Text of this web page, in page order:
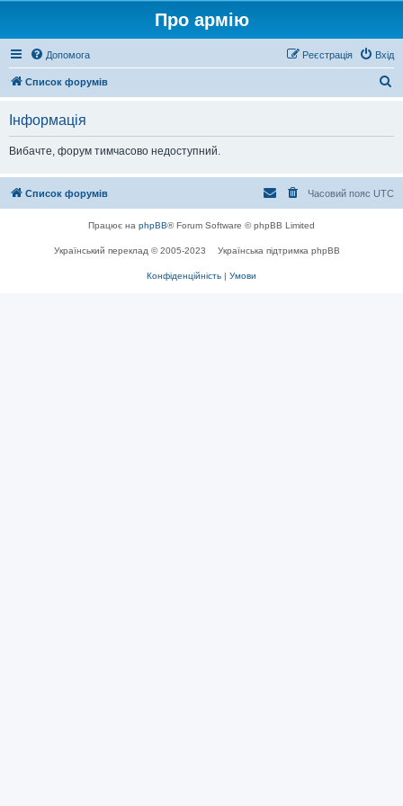
Про армію
Допомога Вхід
Реєстрація
Список форумів
Інформація
Вибачте, форум тимчасово недоступний.
Список форумів Часовий пояс UTC
Працює на phpBB® Forum Software © phpBB Limited
Український переклад © 2005-2023 Українська підтримка phpBB
Конфіденційність | Умови